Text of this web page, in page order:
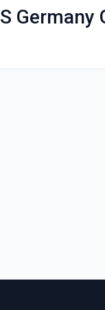
Germany